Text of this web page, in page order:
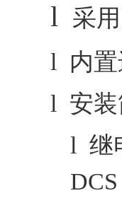
l 采
l 内置
l 安装
l 继